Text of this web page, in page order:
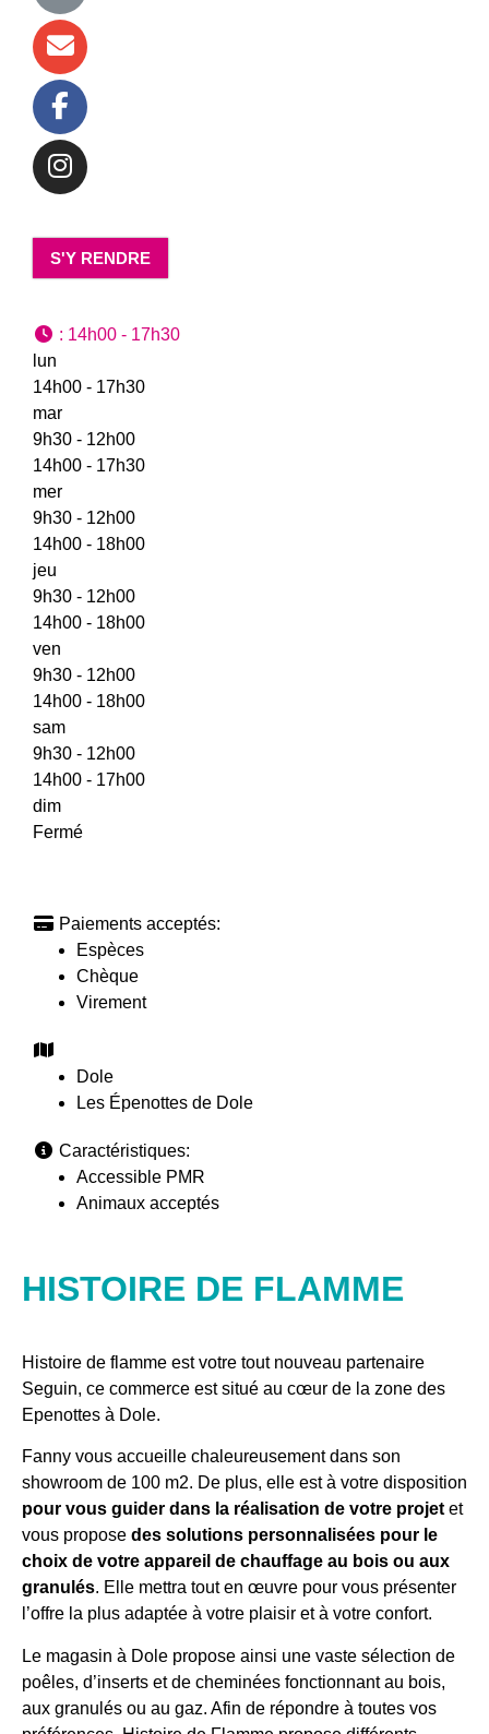
S'Y RENDRE
: 14h00 - 17h30
lun
14h00 - 17h30
mar
9h30 - 12h00
14h00 - 17h30
mer
9h30 - 12h00
14h00 - 18h00
jeu
9h30 - 12h00
14h00 - 18h00
ven
9h30 - 12h00
14h00 - 18h00
sam
9h30 - 12h00
14h00 - 17h00
dim
Fermé
Paiements acceptés:
Espèces
Chèque
Virement
Dole
Les Épenottes de Dole
Caractéristiques:
Accessible PMR
Animaux acceptés
HISTOIRE DE FLAMME
Histoire de flamme est votre tout nouveau partenaire
Seguin, ce commerce est situé au cœur de la zone des
Epenottes à Dole.
Fanny vous accueille chaleureusement dans son
showroom de 100 m2. De plus, elle est à votre disposition
pour vous guider dans la réalisation de votre projet et
vous propose des solutions personnalisées pour le
choix de votre appareil de chauffage au bois ou aux
granulés. Elle mettra tout en œuvre pour vous présenter
l’offre la plus adaptée à votre plaisir et à votre confort.
Le magasin à Dole propose ainsi une vaste sélection de
poêles, d’inserts et de cheminées fonctionnant au bois,
aux granulés ou au gaz. Afin de répondre à toutes vos